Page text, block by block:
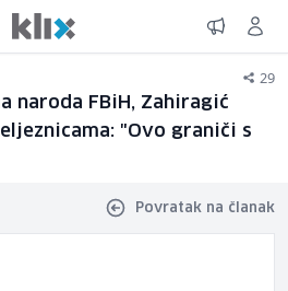
29
naroda FBiH, Zahiragić
"Ovo graniči s
Povratak na članak